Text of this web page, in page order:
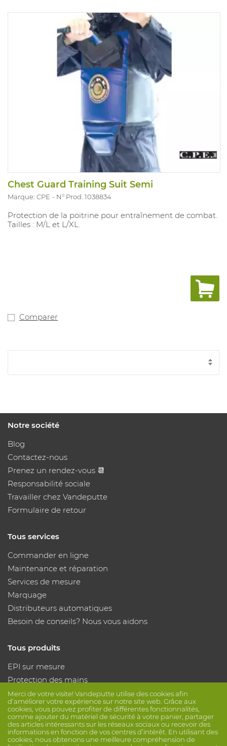
Chest Guard Training Suit Semi
Marque: CPE N° Prod. 1038834
Protection de la poitrine pour entraînement de combat.
Tailles : M/L et L/XL.
Comparer
Merci de votre visite! Vandeputte utilise des cookies afin
d’améliorer votre expérience sur notre site web. Grâce aux
cookies, vous pouvez profiter de différentes fonctionnalités,
comme ajouter du matériel de sécurité à votre panier, partager
des articles intéressants sur les réseaux sociaux ou recevoir des
informations en fonction de vos centres d’intérêt. En utilisant des
cookies, nous obtenons une meilleure compréhension de
Notre société
Blog
Contactez-nous
Prenez un rendez-vous 📆
Responsabilité sociale
Travailler chez Vandeputte
Formulaire de retour
Tous services
Commander en ligne
Maintenance et réparation
Services de mesure
Marquage
Distributeurs automatiques
Besoin de conseils? Nous vous aidons
Tous produits
EPI sur mesure
Protection des mains
Protection des pieds
Vêtements de protection
Suivez nous